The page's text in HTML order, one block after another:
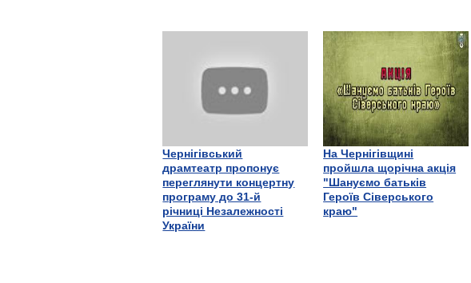
Чернігівський
драмтеатр пропонує
переглянути концертну
програму до 31-й
річниці Незалежності
України
На Чернігівщині
пройшла щорічна акція
"Шануємо батьків
Героїв Сіверського
краю"